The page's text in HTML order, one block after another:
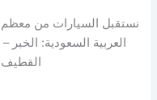
نستقبل السيارات من
العربية السعودية:
القطيف